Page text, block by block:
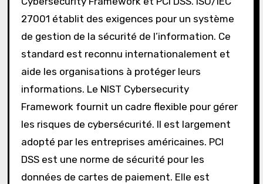
27001 établit des exigences pour un système
de gestion de la sécurité de l’information. Ce
standard est reconnu internationalement et
aide les organisations à protéger leurs
informations. Le NIST Cybersecurity
Framework fournit un cadre flexible pour gérer
les risques de cybersécurité. Il est largement
adopté par les entreprises américaines. PCI
DSS est une norme de sécurité pour les
données de cartes de paiement. Elle est